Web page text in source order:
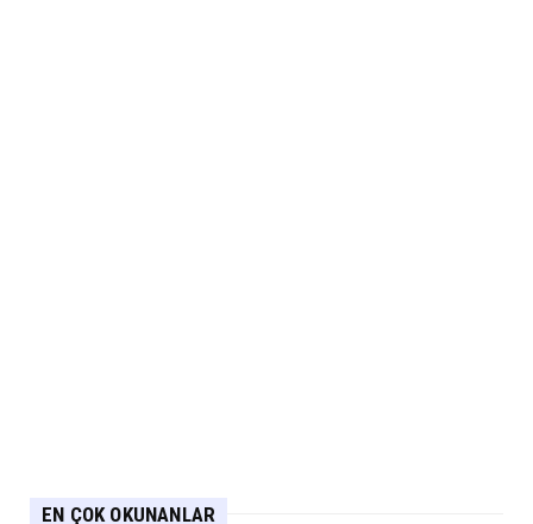
EN ÇOK OKUNANLAR